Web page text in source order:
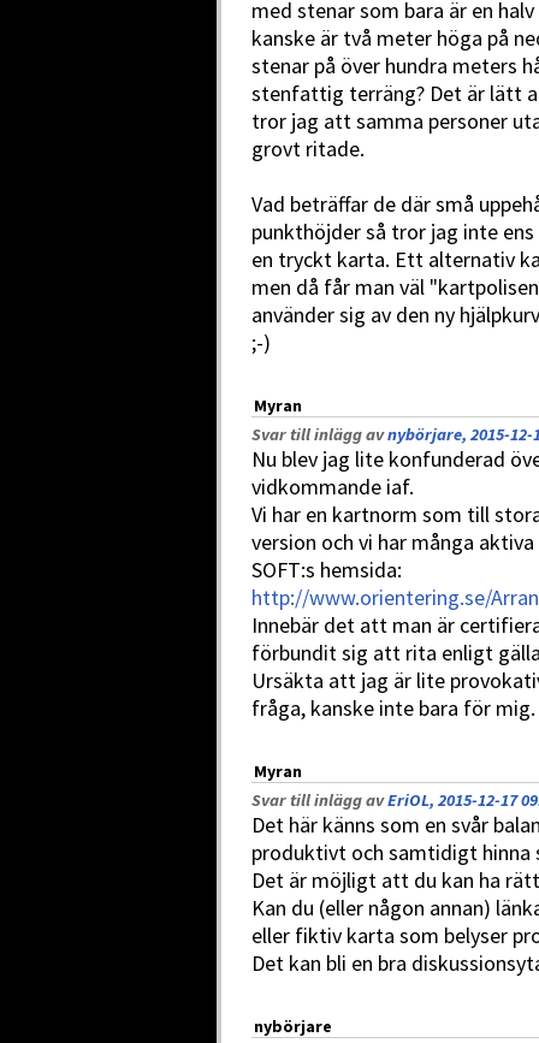
med stenar som bara är en
kanske är två meter höga på
stenar på över hundra meters
stenfattig terräng? Det är lätt
tror jag att samma personer
grovt ritade.
Vad beträffar de där små
punkthöjder så tror jag inte
en tryckt karta. Ett alternativ
men då får man väl
använder sig av den ny
;-)
Myran
Svar till inlägg avnybörjare, 2015-12-
Nu blev jag lite konfunderad
vidkommande iaf.
Vi har en kartnorm som till
version och vi har många
SOFT:s hemsida:
http://www.orientering.se/
Innebär det att man är
förbundit sig att rita enligt
Ursäkta att jag är lite
fråga, kanske inte bara för mig.
Myran
Svar till inlägg avEriOL, 2015-12-17
Det här känns som en svår
produktivt och samtidigt hinna
Det är möjligt att du kan ha
Kan du (eller någon annan)
eller fiktiv karta som belyser
Det kan bli en bra
nybörjare